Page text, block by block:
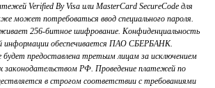
Verified By Visa или MasterCard SecureCode для
может потребоваться ввод специального пароля.
256-битное шифрование. Конфиденциальность
информации обеспечивается ПАО СБЕРБАНК.
будет предоставлена третьим лицам за исключением
законодательством РФ. Проведение платежей по
в строгом соответствии с требованиями